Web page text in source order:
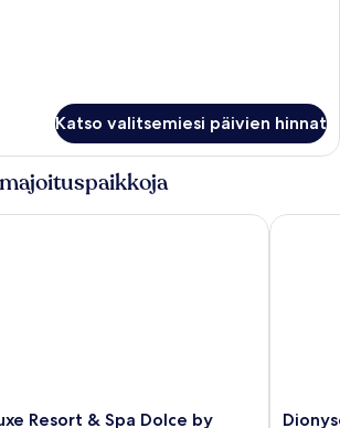
Katso valitsemiesi päivien hinnat
Resort & Spa Dolce by
Resort & Spa Dolce by Wyndham - All